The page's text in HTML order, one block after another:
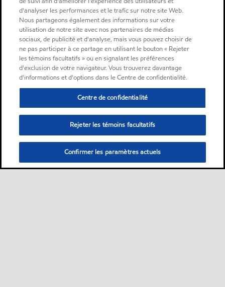
d'analyser les performances et le trafic sur notre site Web.
Nous partageons également des informations sur votre
utilisation de notre site avec nos partenaires de médias
sociaux, de publicité et d'analyse, mais vous pouvez choisir de
ne pas participer à ce partage en utilisant le bouton « Rejeter
les témoins facultatifs » ou en signalant les préférences
d'exclusion de votre navigateur. Vous trouverez davantage
d'informations et d'options dans le Centre de confidentialité.
Centre de confidentialité
Rejeter les témoins facultatifs
Confirmer les paramètres actuels